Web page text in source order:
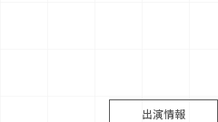
出演情報